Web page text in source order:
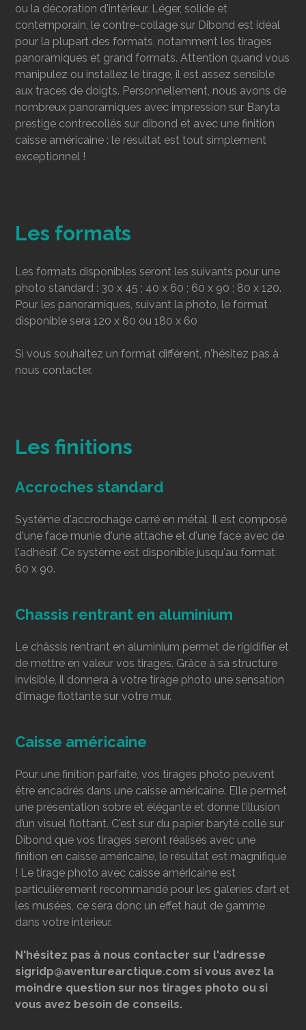
ou la décoration d'intérieur. Léger, solide et
contemporain, le contre-collage sur Dibond est idéal
pour la plupart des formats, notamment les tirages
panoramiques et grand formats. Attention quand vous
manipulez ou installez le tirage, il est assez sensible
aux traces de doigts. Personnellement, nous avons de
nombreux panoramiques avec impression sur Baryta
prestige contrecollés sur dibond et avec une finition
caisse américaine : le résultat est tout simplement
exceptionnel !
Les formats
Les formats disponibles seront les suivants pour une
photo standard : 30 x 45 ; 40 x 60 ; 60 x 90 ; 80 x 120.
Pour les panoramiques, suivant la photo, le format
disponible sera 120 x 60 ou 180 x 60
Si vous souhaitez un format différent, n'hésitez pas à
nous contacter.
Les finitions
Accroches standard
Système d'accrochage carré en métal. Il est composé
d'une face munie d'une attache et d'une face avec de
l'adhésif. Ce système est disponible jusqu'au format
60 x 90.
Chassis rentrant en aluminium
Le châssis rentrant en aluminium permet de rigidifier et
de mettre en valeur vos tirages. Grâce à sa structure
invisible, il donnera à votre tirage photo une sensation
d’image flottante sur votre mur.
Caisse américaine
Pour une finition parfaite, vos tirages photo peuvent
être encadrés dans une caisse américaine. Elle permet
une présentation sobre et élégante et donne l’illusion
d’un visuel flottant. C'est sur du papier baryté collé sur
Dibond que vos tirages seront réalisés avec une
finition en caisse américaine, le résultat est magnifique
! Le tirage photo avec caisse américaine est
particulièrement recommandé pour les galeries d’art et
les musées, ce sera donc un effet haut de gamme
dans votre intérieur.
N'hésitez pas à nous contacter sur l'adresse
sigridp@aventurearctique.com si vous avez la
moindre question sur nos tirages photo ou si
vous avez besoin de conseils.